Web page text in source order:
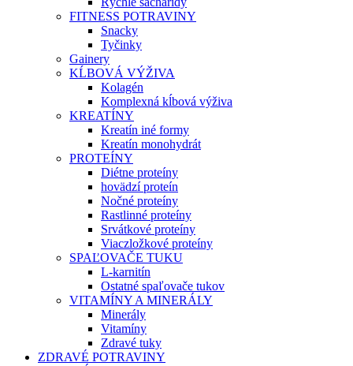
FITNESS POTRAVINY
Snacky
Tyčinky
Gainery
KĹBOVÁ VÝŽIVA
Kolagén
Komplexná kĺbová výživa
KREATÍNY
Kreatín iné formy
Kreatín monohydrát
PROTEÍNY
Diétne proteíny
hovädzí proteín
Nočné proteíny
Rastlinné proteíny
Srvátkové proteíny
Viaczložkové proteíny
SPAĽOVAČE TUKU
L-karnitín
Ostatné spaľovače tukov
VITAMÍNY A MINERÁLY
Minerály
Vitamíny
Zdravé tuky
ZDRAVÉ POTRAVINY